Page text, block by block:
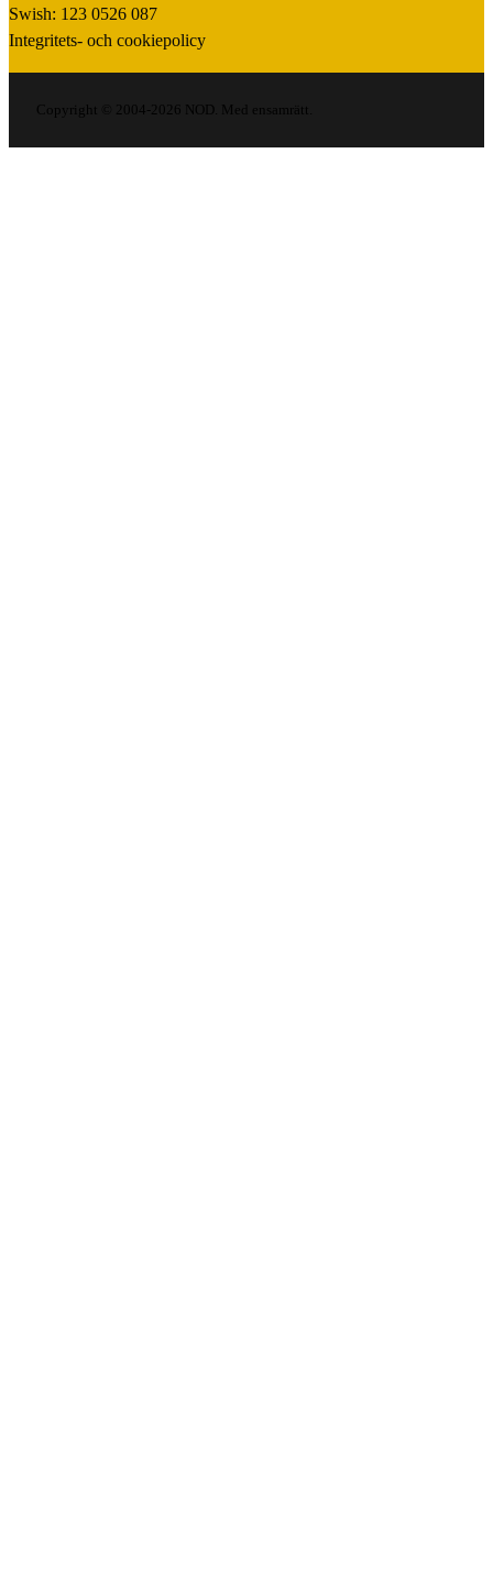
Swish: 123 0526 087
Integritets- och cookiepolicy
Copyright © 2004-2026 NOD. Med ensamrätt.